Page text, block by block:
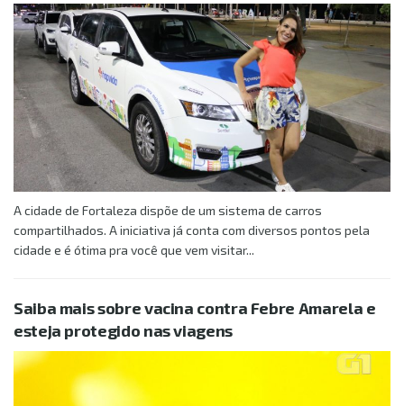
A cidade de Fortaleza dispõe de um sistema de carros
compartilhados. A iniciativa já conta com diversos pontos pela
cidade e é ótima pra você que vem visitar...
Saiba mais sobre vacina contra Febre Amarela e
esteja protegido nas viagens